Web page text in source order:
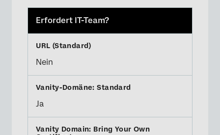
Erfordert IT-Team?
Nein
Ja